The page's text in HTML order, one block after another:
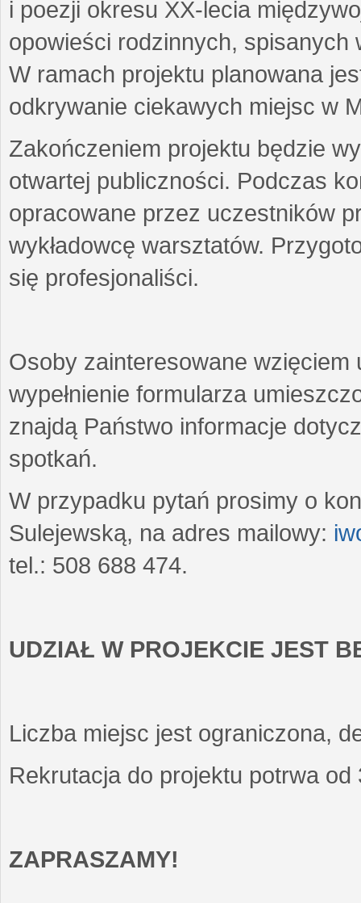
i poezji okresu XX-lecia
opowieści rodzinnych,
W ramach projektu planowana
odkrywanie ciekawych miejsc w
Zakończeniem projektu będzie
otwartej publiczności. Podczas
opracowane przez uczestników
wykładowcę warsztatów.
się profesjonaliści.
Osoby zainteresowane wzięciem
wypełnienie formularza
znajdą Państwo informacje
spotkań.
W przypadku pytań prosimy o
Sulejewską, na adres mailowy:
tel.: 508 688 474.
UDZIAŁ W PROJEKCIE JEST
Liczba miejsc jest ograniczona,
Rekrutacja do projektu potrwa
ZAPRASZAMY!